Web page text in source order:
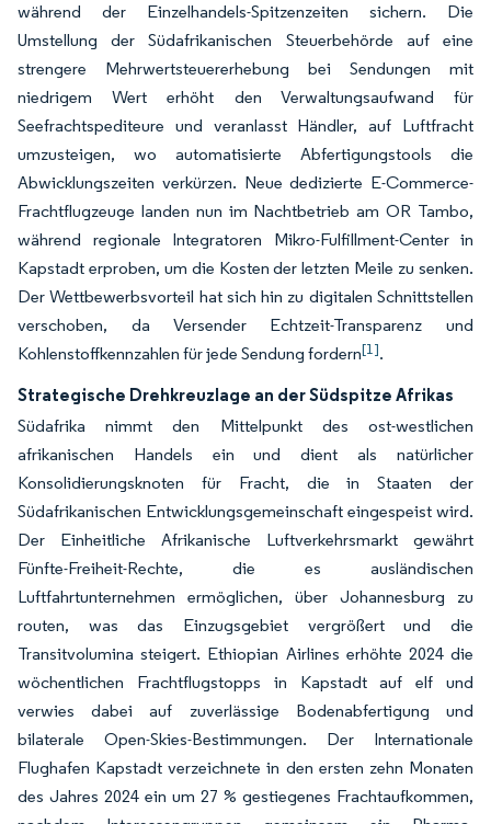
während der Einzelhandels-Spitzenzeiten sichern. Die
Umstellung der Südafrikanischen Steuerbehörde auf eine
strengere Mehrwertsteuererhebung bei Sendungen mit
niedrigem Wert erhöht den Verwaltungsaufwand für
Seefrachtspediteure und veranlasst Händler, auf Luftfracht
umzusteigen, wo automatisierte Abfertigungstools die
Abwicklungszeiten verkürzen. Neue dedizierte E-Commerce-
Frachtflugzeuge landen nun im Nachtbetrieb am OR Tambo,
während regionale Integratoren Mikro-Fulfillment-Center in
Kapstadt erproben, um die Kosten der letzten Meile zu senken.
Der Wettbewerbsvorteil hat sich hin zu digitalen Schnittstellen
verschoben, da Versender Echtzeit-Transparenz und
Kohlenstoffkennzahlen für jede Sendung fordern[1].
Strategische Drehkreuzlage an der Südspitze Afrikas
Südafrika nimmt den Mittelpunkt des ost-westlichen
afrikanischen Handels ein und dient als natürlicher
Konsolidierungsknoten für Fracht, die in Staaten der
Südafrikanischen Entwicklungsgemeinschaft eingespeist wird.
Der Einheitliche Afrikanische Luftverkehrsmarkt gewährt
Fünfte-Freiheit-Rechte, die es ausländischen
Luftfahrtunternehmen ermöglichen, über Johannesburg zu
routen, was das Einzugsgebiet vergrößert und die
Transitvolumina steigert. Ethiopian Airlines erhöhte 2024 die
wöchentlichen Frachtflugstopps in Kapstadt auf elf und
verwies dabei auf zuverlässige Bodenabfertigung und
bilaterale Open-Skies-Bestimmungen. Der Internationale
Flughafen Kapstadt verzeichnete in den ersten zehn Monaten
des Jahres 2024 ein um 27 % gestiegenes Frachtaufkommen,